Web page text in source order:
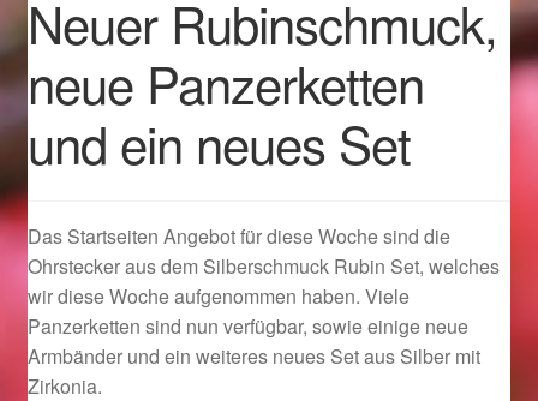
Geschenke zu Ostern 2023
Geschenke zu Ostern 2024
Geschenkideen für Weihnachten 2022
Geschenkideen für Weihnachten 2023
Geschenkideen für Weihnachten 2024
Geschenkideen für Weihnachten 2025
Neuer Rubinschmuck,
neue Panzerketten
und ein neues Set
Das Startseiten Angebot für diese Woche sind die
Ohrstecker aus dem Silberschmuck Rubin Set, welches
wir diese Woche aufgenommen haben. Viele
Panzerketten sind nun verfügbar, sowie einige neue
Armbänder und ein weiteres neues Set aus Silber mit
Zirkonia.